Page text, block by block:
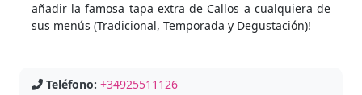
añadir la famosa tapa extra de Callos a cualquiera de
sus menús (Tradicional, Temporada y Degustación)!
Teléfono: +34925511126